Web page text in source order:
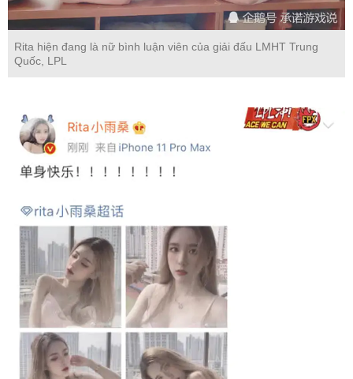
Rita hiện đang là nữ bình luận viên của giải đấu LMHT Trung
Quốc, LPL